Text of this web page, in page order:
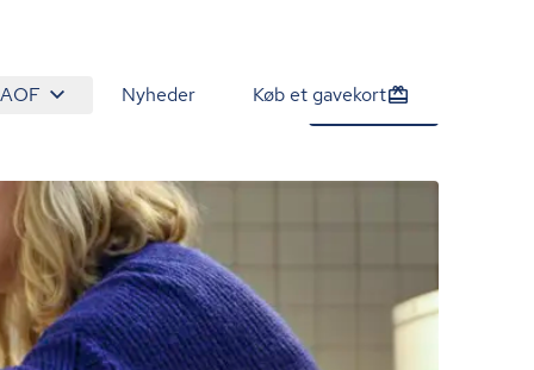
Nyheder Køb et gavekort
550 kr. /person Tilmeld nu